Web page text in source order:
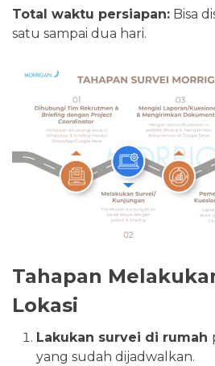
Total waktu persiapan: Bisa
satu sampai dua hari.
Tahapan
Lokasi
Lakukan survei di rumah
yang sudah dijadwalkan.